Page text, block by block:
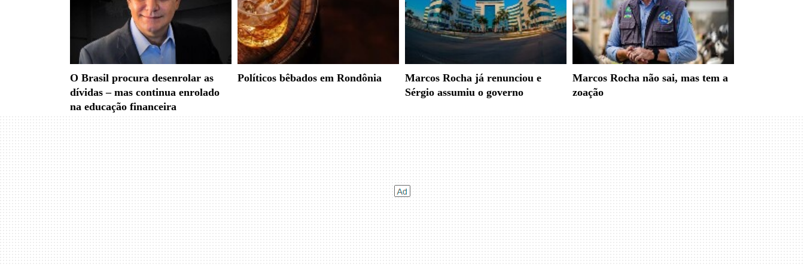
O Brasil procura desenrolar as
dívidas – mas continua enrolado
na educação financeira
Políticos bêbados em Rondônia
Marcos Rocha já renunciou e
Sérgio assumiu o governo
Marcos Rocha não sai, mas tem a
zoação